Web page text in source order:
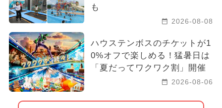
も
2026-08-08
ハウステンボスのチケットが1
0%オフで楽しめる！猛暑日は
「夏だってワクワク割」開催
2026-08-06